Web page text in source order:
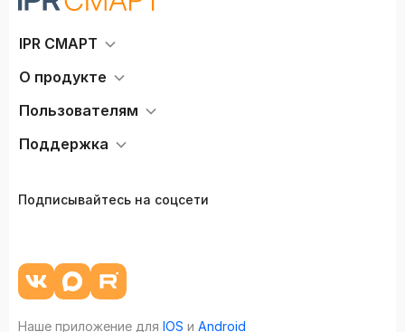
IPR СМАРТ
О продукте
Пользователям
Поддержка
Подписывайтесь на соцсети
Наше приложение для IOS и Android